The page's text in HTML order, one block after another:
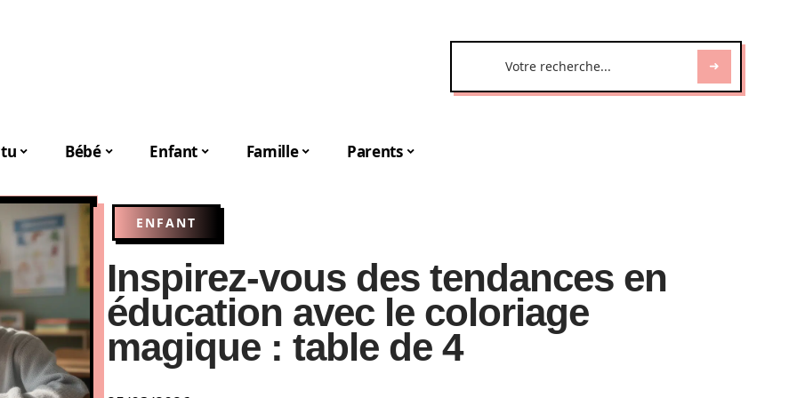
Bébé Enfant Famille Parents
ENFANT
Inspirez-vous des tendances en
éducation avec le coloriage
magique : table de 4